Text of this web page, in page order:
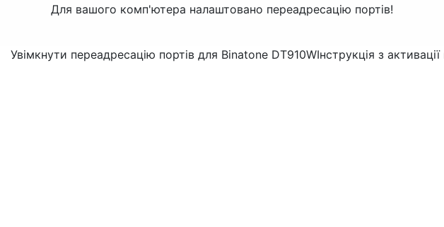
Для вашого комп'ютера налаштовано переадресацію портів!
Увімкнути переадресацію портів для Binatone DT910WІнструкція з